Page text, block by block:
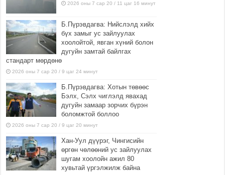
2026 оны 7 сар 20 / 11 цаг 16 минут
Б.Пүрэвдагва: Нийслэлд хийх
бүх замыг ус зайлуулах
хоолойтой, явган хүний болон
дугуйн замтай байлгах
стандарт мөрдөнө
2026 оны 7 сар 20 / 9 цаг 24 минут
Б.Пүрэвдагва: Хотын төвөөс
Бэлх, Сэлх чиглэлд явахад
дугуйн замаар зорчих бүрэн
боломжтой боллоо
2026 оны 7 сар 20 / 9 цаг 20 минут
Хан-Уул дүүрэг, Чингисийн
өргөн чөлөөний ус зайлуулах
шугам хоолойн ажил 80
хувьтай үргэлжилж байна